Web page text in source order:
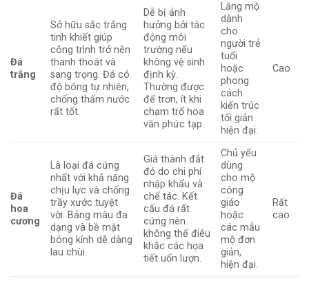
Đá
trắng
Sở hữu sắc trắng
tinh khiết giúp
công trình trở nên
thanh thoát và
sang trọng. Đá có
độ bóng tự nhiên,
chống thấm nước
rất tốt.
Dễ bị ảnh
hưởng bởi tác
động môi
trường nếu
không vệ sinh
định kỳ.
Thường được
để trơn, ít khi
chạm trổ hoa
văn phức tạp.
Lăng mộ
dành
cho
người trẻ
tuổi
hoặc
phong
cách
kiến trúc
tối giản
hiện đại.
Cao
Đá
hoa
cương
Là loại đá cứng
nhất với khả năng
chịu lực và chống
trầy xước tuyệt
vời. Bảng màu đa
dạng và bề mặt
bóng kính dễ dàng
lau chùi.
Giá thành đắt
đỏ do chi phí
nhập khẩu và
chế tác. Kết
cấu đá rất
cứng nên
không thể điêu
khắc các họa
tiết uốn lượn.
Chủ yếu
dùng
cho mộ
công
giáo
hoặc
các mẫu
mộ đơn
giản,
hiện đại.
Rất
cao